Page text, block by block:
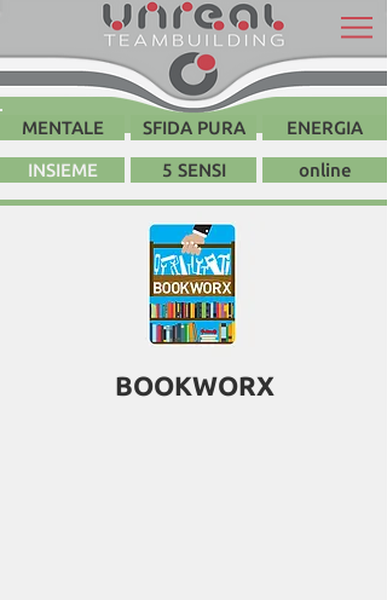
MENTALE SFIDA PURA ENERGIA
INSIEME 5 SENSI online
BOOKWORX